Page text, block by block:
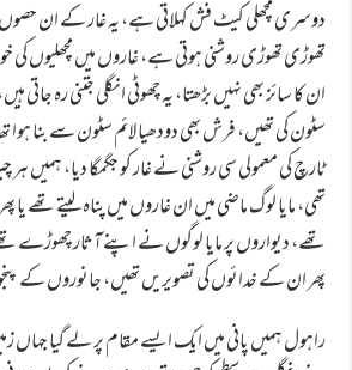
دوسری مچھلی کیٹ فش کہلاتی ہے، یہ غار کے ان
تھوڑی تھوڑی روشنی ہوتی ہے، غاروں میں مچھلیوں کی
ان کا سائز بھی نہیں بڑھتا، یہ چھوٹی انگلی جتنی رہ جاتی
سٹون کی تھیں، فرش بھی دودھیا لائم سٹون سے بنا ہوا
ٹارچ کی معمولی سی روشنی نے غار کو جگمگا دیا، ہمیں
تھی، مایا لوگ ماضی میں ان غاروں میں پناہ لیتے
تھے، دیواروں پر مایا لوگوں نے اپنے آثار چھوڑے
پھر ان کے خدائوں کی تصویریں تھیں، جانوروں کے
راہول ہمیں پانی میں ایک ایسے مقام پر لے گیا جہاں